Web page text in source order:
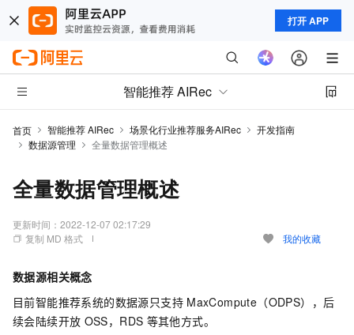
打开 APP
智能推荐 AIRec
首页 智能推荐 AIRec 场景化行业推荐服务AIRec
开发指南
数据源管理
全量数据管理概述
全量数据管理概述
更新时间： 2022-12-07 02:17:29
复制 MD 格式
我的收藏
数据源相关概念
目前智能推荐系统的数据源只支持 MaxCompute（ODPS），后
续会陆续开放 OSS，RDS 等其他方式。